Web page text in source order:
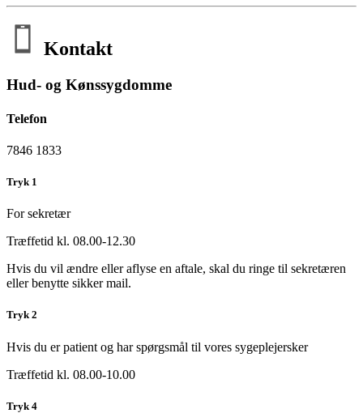
Kontakt
Hud- og Kønssygdomme
Telefon
7846 1833
Tryk 1
For sekretær
Træffetid kl. 08.00-12.30
Hvis du vil ændre eller aflyse en aftale, skal du ringe til sekretæren
eller benytte sikker mail.
Tryk 2
Hvis du er patient og har spørgsmål til vores sygeplejersker
Træffetid kl. 08.00-10.00
Tryk 4